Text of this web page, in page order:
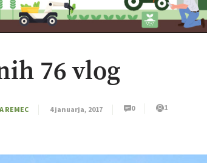
76 vlog
REMEC 4 januarja, 2017 0 1